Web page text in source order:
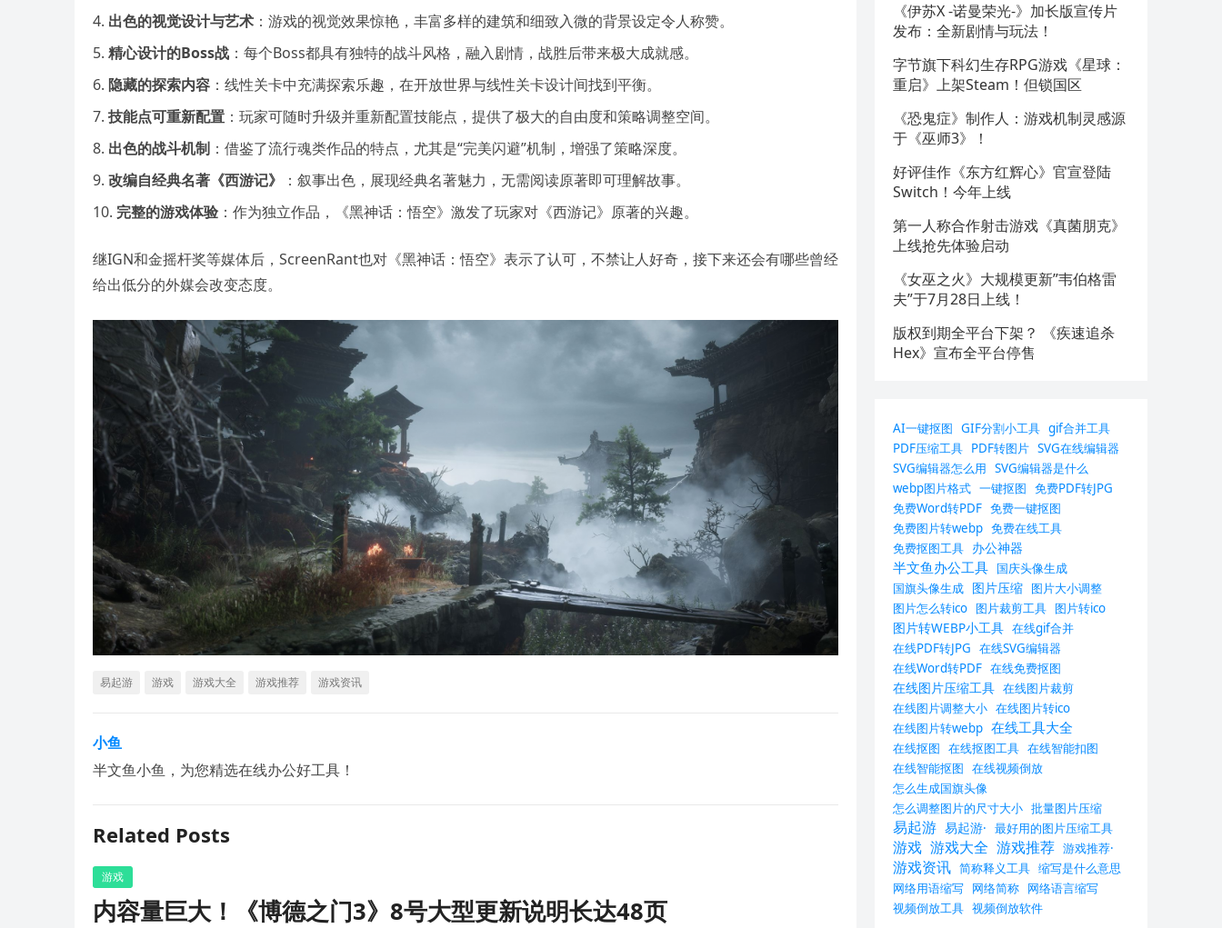
出色的视觉设计与艺术 ：游戏的视觉效果惊艳，丰富多样的建筑和细致入微的背景设定令人称赞。
精心设计的Boss战 ：每个Boss都具有独特的战斗风格，融入剧情，战胜后带来极大成就感。
隐藏的探索内容 ：线性关卡中充满探索乐趣，在开放世界与线性关卡设计间找到平衡。
技能点可重新配置 ：玩家可随时升级并重新配置技能点，提供了极大的自由度和策略调整空间。
出色的战斗机制 ：借鉴了流行魂类作品的特点，尤其是“完美闪避”机制，增强了策略深度。
改编自经典名著《西游记》
：叙事出色，展现经典名著魅力，无需阅读原著即可理解故事。
完整的游戏体验 ：作为独立作品，《黑神话：悟空》激发了玩家对《西游记》原著的兴趣。
继IGN和金摇杆奖等媒体后，ScreenRant也对《黑神话：悟空》表示了认可，不禁让人好奇，接下来还会有哪些曾经
给出低分的外媒会改变态度。
易起游 游戏 游戏大全 游戏推荐 游戏资讯
小鱼
半文鱼小鱼，为您精选在线办公好工具！
Related Posts
游戏
内容量巨大！《博德之门3》8号大型更新说明长达48页
《伊苏X -诺曼荣光-》加长版宣传片
发布：全新剧情与玩法！
字节旗下科幻生存RPG游戏《星球：
重启》上架Steam！但锁国区
《恐鬼症》制作人：游戏机制灵感源
于《巫师3》！
好评佳作《东方红辉心》官宣登陆
Switch！今年上线
第一人称合作射击游戏《真菌朋克》
上线抢先体验启动
《女巫之火》大规模更新”韦伯格雷
夫”于7月28日上线！
版权到期全平台下架？ 《疾速追杀
Hex》宣布全平台停售
AI一键抠图 GIF分割小工具 gif合并工具
PDF压缩工具 PDF转图片 SVG在线编辑器
SVG编辑器怎么用 SVG编辑器是什么
webp图片格式 一键抠图 免费PDF转JPG
免费Word转PDF 免费一键抠图
免费图片转webp 免费在线工具
免费抠图工具 办公神器
半文鱼办公工具 国庆头像生成
国旗头像生成 图片压缩 图片大小调整
图片怎么转ico 图片裁剪工具 图片转ico
图片转WEBP小工具 在线gif合并
在线PDF转JPG 在线SVG编辑器
在线Word转PDF 在线免费抠图
在线图片压缩工具 在线图片裁剪
在线图片调整大小 在线图片转ico
在线图片转webp 在线工具大全
在线抠图 在线抠图工具 在线智能扣图
在线智能抠图 在线视频倒放
怎么生成国旗头像
怎么调整图片的尺寸大小 批量图片压缩
易起游 易起游· 最好用的图片压缩工具
游戏 游戏大全 游戏推荐 游戏推荐·
游戏资讯 简称释义工具 缩写是什么意思
网络用语缩写 网络简称 网络语言缩写
视频倒放工具 视频倒放软件